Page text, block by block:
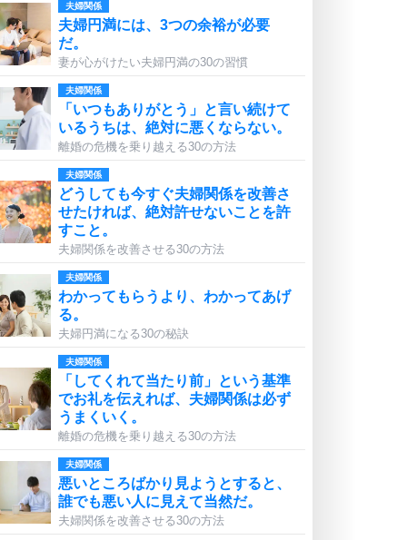
夫婦関係
夫婦円満には、3つの余裕が必要
だ。
妻が心がけたい夫婦円満の30の習慣
夫婦関係
「いつもありがとう」と言い続けて
いるうちは、絶対に悪くならない。
離婚の危機を乗り越える30の方法
夫婦関係
どうしても今すぐ夫婦関係を改善さ
せたければ、絶対許せないことを許
すこと。
夫婦関係を改善させる30の方法
夫婦関係
わかってもらうより、わかってあげ
る。
夫婦円満になる30の秘訣
夫婦関係
「してくれて当たり前」という基準
でお礼を伝えれば、夫婦関係は必ず
うまくいく。
離婚の危機を乗り越える30の方法
夫婦関係
悪いところばかり見ようとすると、
誰でも悪い人に見えて当然だ。
夫婦関係を改善させる30の方法